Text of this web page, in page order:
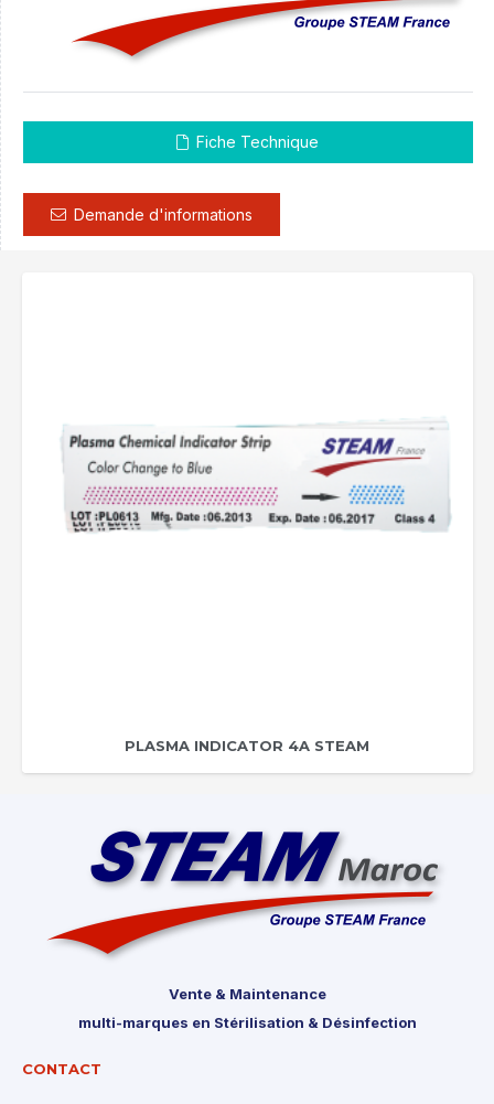
Fiche Technique
Demande d'informations
PLASMA INDICATOR 4A STEAM
Vente & Maintenance
multi-marques en Stérilisation & Désinfection
CONTACT